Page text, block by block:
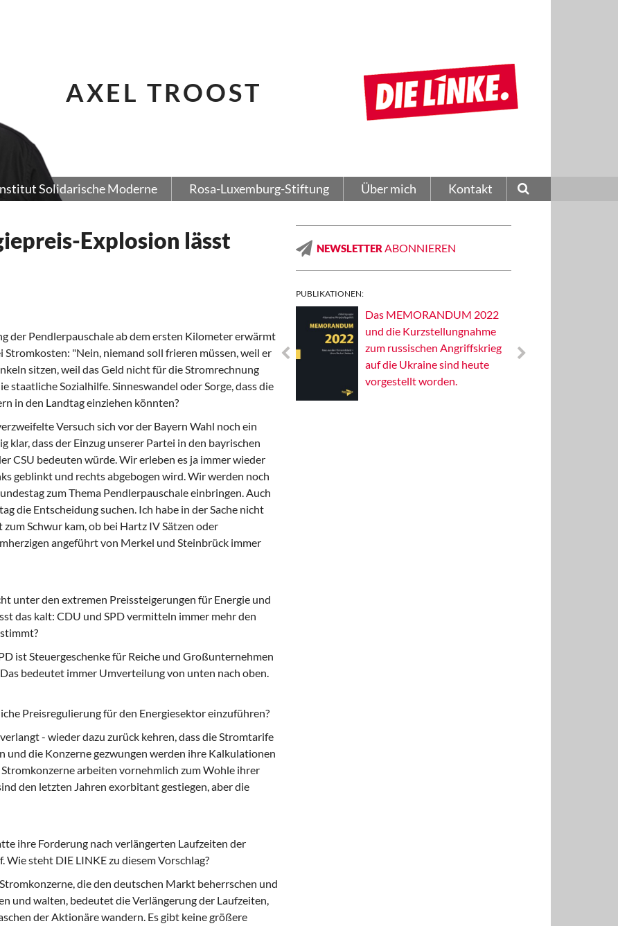
AXEL TROOST
Solidarische Moderne Rosa-Luxemburg-Stiftung Über mich Kontakt
Explosion lässt
der Pendlerpauschale ab dem ersten Kilometer erwärmt
Stromkosten: "Nein, niemand soll frieren müssen, weil er
sitzen, weil das Geld nicht für die Stromrechnung
staatliche Sozialhilfe. Sinneswandel oder Sorge, dass die
in den Landtag einziehen könnten?
Versuch sich vor der Bayern Wahl noch ein
klar, dass der Einzug unserer Partei in den bayrischen
CSU bedeuten würde. Wir erleben es ja immer wieder
geblinkt und rechts abgebogen wird. Wir werden noch
zum Thema Pendlerpauschale einbringen. Auch
die Entscheidung suchen. Ich habe in der Sache nicht
Schwur kam, ob bei Hartz IV Sätzen oder
angeführt von Merkel und Steinbrück immer
unter den extremen Preissteigerungen für Energie und
das kalt: CDU und SPD vermitteln immer mehr den
ist Steuergeschenke für Reiche und Großunternehmen
bedeutet immer Umverteilung von unten nach oben.
Preisregulierung für den Energiesektor einzuführen?
- wieder dazu zurück kehren, dass die Stromtarife
und die Konzerne gezwungen werden ihre Kalkulationen
arbeiten vornehmlich zum Wohle ihrer
den letzten Jahren exorbitant gestiegen, aber die
ihre Forderung nach verlängerten Laufzeiten der
steht DIE LINKE zu diesem Vorschlag?
die den deutschen Markt beherrschen und
und walten, bedeutet die Verlängerung der Laufzeiten,
der Aktionäre wandern. Es gibt keine größere
NEWSLETTER ABONNIEREN
PUBLIKATIONEN:
Mosaiklinke Perspektiven
Das MEMORANDUM 2022
und die Kurzstellungnahme
zum russischen Angriffskrieg
auf die Ukraine sind heute
vorgestellt worden.